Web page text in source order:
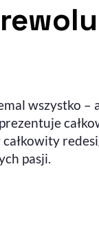
, otwiera się
wszystko –
pasji.